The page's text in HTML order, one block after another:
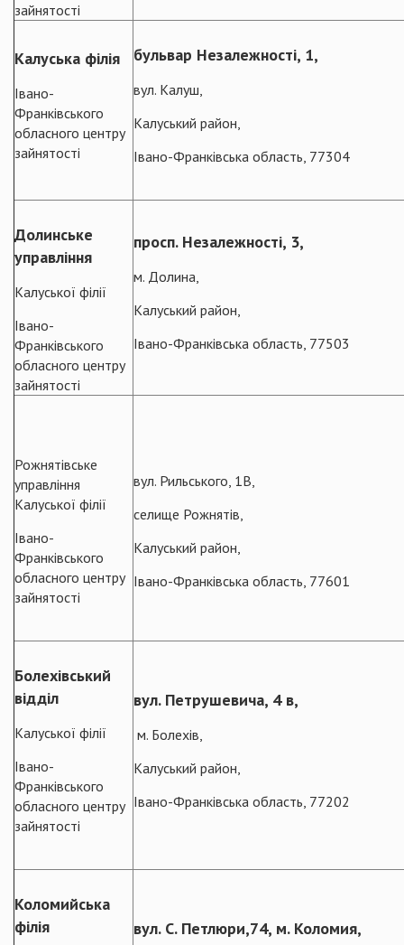
зайнятості
Калуська філія
Івано-
Франківського
обласного центру
зайнятості
бульвар Незалежності, 1,
вул. Калуш,
Калуський район,
Івано-Франківська область, 77304
Долинське
управління
Калуської філії
Івано-
Франківського
обласного центру
зайнятості
просп. Незалежності, 3,
м. Долина,
Калуський район,
Івано-Франківська область, 77503
Рожнятівське
управління
Калуської філії
Івано-
Франківського
обласного центру
зайнятості
вул. Рильського, 1В,
селище Рожнятів,
Калуський район,
Івано-Франківська область, 77601
Болехівський
відділ
Калуської філії
Івано-
Франківського
обласного центру
зайнятості
вул. Петрушевича, 4 в,
м. Болехів,
Калуський район,
Івано-Франківська область, 77202
Коломийська
філія
вул. С. Петлюри,74, м. Коломия,